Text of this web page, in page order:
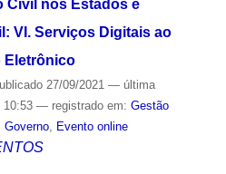
Civil nos Estados e
VI. Serviços Digitais ao
Eletrônico
27/09/2021 — última
— registrado em: Gestão
Governo, Evento online